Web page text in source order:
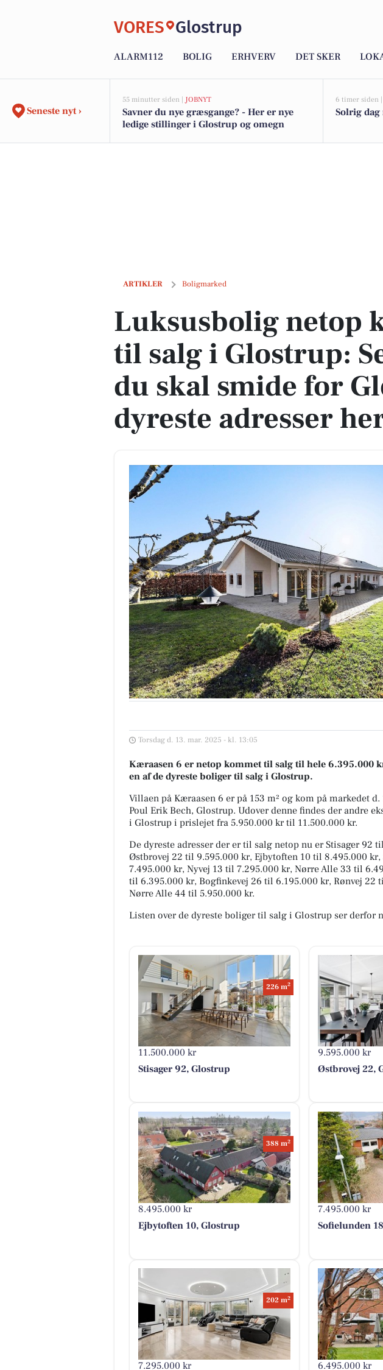
VORES Glostrup
ALARM112 BOLIG ERHVERV DET SKER
Seneste nyt ›
55 minutter siden | JOBNYT
Savner du nye græsgange? - Her er nye
ledige stillinger i Glostrup og omegn
6 timer siden |
Solrig
ARTIKLER Boligmarked
Luksusbolig netop kommet til salg i Glostrup: Se hvad du skal smide
Luksusbolig netop
til salg i Glostrup:
du skal smide for
dyreste adresser
Torsdag d. 13. mar. 2025 - kl. 13:05
Kæraasen 6 er netop kommet til salg til hele 6.395.000
en af de dyreste boliger til salg i Glostrup.
Villaen på Kæraasen 6 er på 153 m² og kom på markedet d.
Poul Erik Bech, Glostrup. Udover denne findes der andre
i Glostrup i prislejet fra 5.950.000 kr til 11.500.000 kr.
De dyreste adresser der er til salg netop nu er Stisager 92
Østbrovej 22 til 9.595.000 kr, Ejbytoften 10 til 8.495.000
7.495.000 kr, Nyvej 13 til 7.295.000 kr, Nørre Alle 33 til
til 6.395.000 kr, Bogfinkevej 26 til 6.195.000 kr, Rønvej 22
Nørre Alle 44 til 5.950.000 kr.
Listen over de dyreste boliger til salg i Glostrup ser derfor
11.500.000 kr
226 m2
Stisager 92, Glostrup
9.595.000 kr
Østbrovej 22,
8.495.000 kr
388 m2
Ejbytoften 10, Glostrup
7.495.000 kr
Sofielunden
7.295.000 kr
202 m2
6.495.000 kr